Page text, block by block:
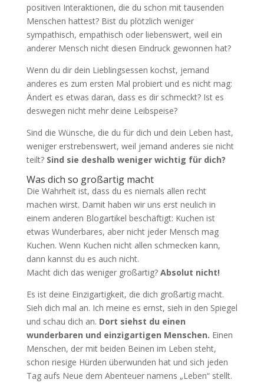
positiven Interaktionen, die du schon mit tausenden
Menschen hattest? Bist du plötzlich weniger
sympathisch, empathisch oder liebenswert, weil ein
anderer Mensch nicht diesen Eindruck gewonnen hat?
Wenn du dir dein Lieblingsessen kochst, jemand
anderes es zum ersten Mal probiert und es nicht mag:
Ändert es etwas daran, dass es dir schmeckt? Ist es
deswegen nicht mehr deine Leibspeise?
Sind die Wünsche, die du für dich und dein Leben hast,
weniger erstrebenswert, weil jemand anderes sie nicht
teilt? Sind sie deshalb weniger wichtig für dich?
Was dich so großartig macht
Die Wahrheit ist, dass du es niemals allen recht
machen wirst. Damit haben wir uns erst neulich in
einem anderen Blogartikel beschäftigt: Kuchen ist
etwas Wunderbares, aber nicht jeder Mensch mag
Kuchen. Wenn Kuchen nicht allen schmecken kann,
dann kannst du es auch nicht.
Macht dich das weniger großartig? Absolut nicht!
Es ist deine Einzigartigkeit, die dich großartig macht.
Sieh dich mal an. Ich meine es ernst, sieh in den Spiegel
und schau dich an. Dort siehst du einen
wunderbaren und einzigartigen Menschen. Einen
Menschen, der mit beiden Beinen im Leben steht,
schon riesige Hürden überwunden hat und sich jeden
Tag aufs Neue dem Abenteuer namens „Leben“ stellt.